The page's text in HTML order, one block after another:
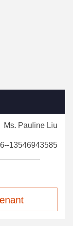
Ms. Pauline Liu
13546943585